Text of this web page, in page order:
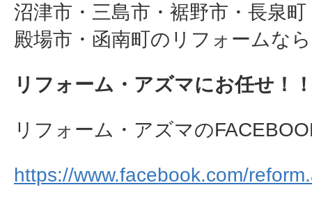
沼津市・三島市・裾野市・長泉
殿場市・函南町のリフォームな
リフォーム・アズマにお任せ！
リフォーム・アズマの
https://www.facebook.com/